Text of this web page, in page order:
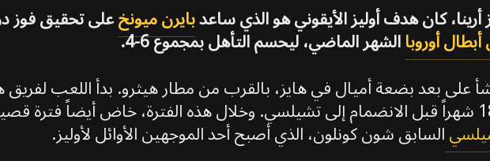
كان هدف أوليز الأيقوني هو الذي ساعدبايرن ميونخ
أوروباالشهر الماضي، ليحسم التأهل بمجموع 6-4.
على بعد بضعة أميال في هايز، بالقرب من مطار هيثرو. بدأ اللعب لفريق
السادسة، وقضى هناك ما بين 12 إلى 18 شهراً قبل الانضمام إلى تشيلسي. وخلال هذه الفترة، خاض أيضاً
السابق شون كونلون، الذي أصبح أحد الموجهين الأوائل لأوليز.